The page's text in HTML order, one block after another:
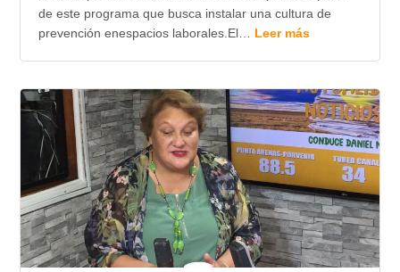
de este programa que busca instalar una cultura de
prevención enespacios laborales.El… Leer más